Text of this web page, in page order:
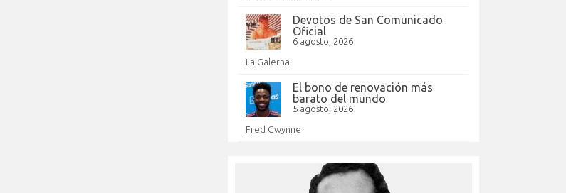
Devotos de San Comunicado
Oficial
6 agosto, 2026
La Galerna
El bono de renovación más
barato del mundo
5 agosto, 2026
Fred Gwynne